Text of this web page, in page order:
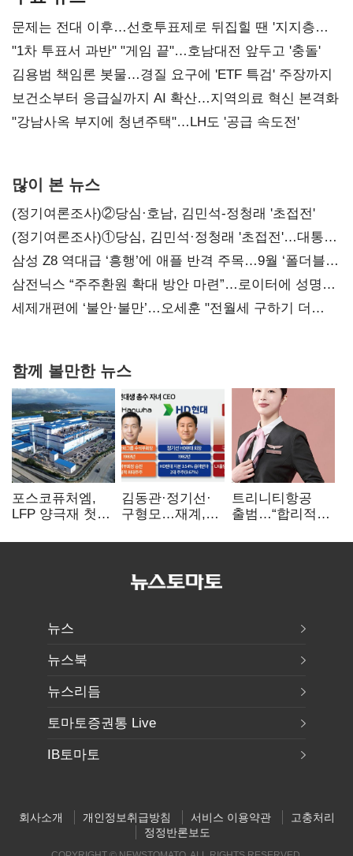
문제는 전대 이후…선호투표제로 뒤집힐 땐 '지지층
불복'
"1차 투표서 과반" "게임 끝"…호남대전 앞두고 '충돌'
김용범 책임론 봇물…경질 요구에 'ETF 특검' 주장까지
보건소부터 응급실까지 AI 확산…지역의료 혁신 본격화
"강남사옥 부지에 청년주택"…LH도 '공급 속도전'
많이 본 뉴스
(정기여론조사)②당심·호남, 김민석-정청래 '초접전'
(정기여론조사)①당심, 김민석·정청래 '초접전'…대통령
지지도 '50% 아래로'(종합)
삼성 Z8 역대급 ‘흥행’에 애플 반격 주목…9월 ‘폴더블
대전’
삼전닉스 “주주환원 확대 방안 마련”…로이터에 성명
보내
세제개편에 ‘불안·불만’…오세훈 "전월세 구하기 더
함께 볼만한 뉴스
포스코퓨처엠,
LFP 양극재 첫
ESS 시장 공략
김동관·정기선·
구형모…재계,
전성시대
트리니티항공
출범…“합리적
서비스로 승부”
뉴스
뉴스북
뉴스리듬
토마토증권통 Live
IB토마토
회사소개 개인정보취급방침 서비스 이용약관
고충처리
정정반론보도